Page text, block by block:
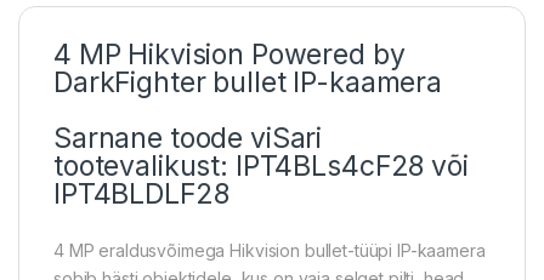
4 MP Hikvision Powered by
DarkFighter bullet IP-kaamera
Sarnane toode viSari
tootevalikust: IPT4BLs4cF28 või
IPT4BLDLF28
4 MP eraldusvõimega Hikvision bullet-tüüpi IP-kaamera